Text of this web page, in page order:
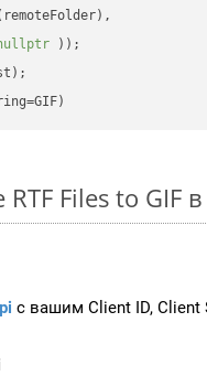
))
Files to GIF в
с вашим Client ID, Client